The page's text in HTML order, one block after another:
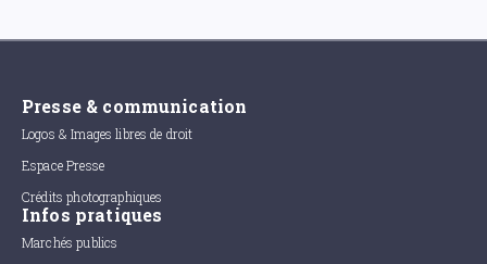
Presse & communication
Logos & Images libres de droit
Espace Presse
Crédits photographiques
Infos pratiques
Marchés publics